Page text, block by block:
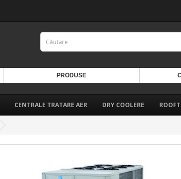
PRODUSE
CENTRALE TRATARE AER DRY COOLERE